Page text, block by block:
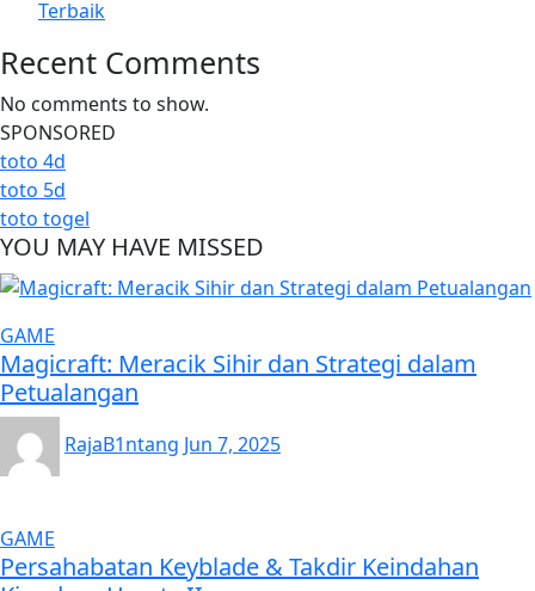
Terbaik
Recent Comments
No comments to show.
SPONSORED
toto 4d
toto 5d
toto togel
YOU MAY HAVE MISSED
GAME
Magicraft: Meracik Sihir dan Strategi dalam
Petualangan
RajaB1ntang Jun 7, 2025
GAME
Persahabatan Keyblade & Takdir Keindahan